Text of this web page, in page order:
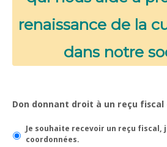
renaissance de la
dans notre
Don donnant droit à un reçu fiscal
Je souhaite recevoir un reçu fiscal,
coordonnées.